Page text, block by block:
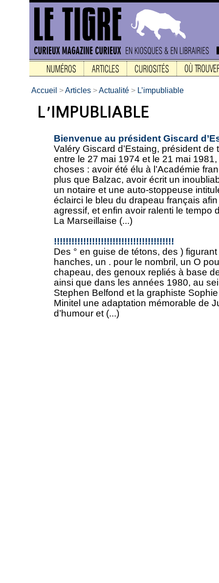
Accueil >Articles >Actualité > L’impubliable
Bienvenue au président Giscard
Valéry Giscard d’Estaing, président
entre le 27 mai 1974 et le 21 mai
choses : avoir été élu à l’Académie
plus que Balzac, avoir écrit un
un notaire et une auto-stoppeuse
éclairci le bleu du drapeau français
agressif, et enfin avoir ralenti le tempo
La Marseillaise (...)
!!!!!!!!!!!!!!!!!!!!!!!!!!!!!!!!!!!!!!!!!
Des ° en guise de tétons, des )
hanches, un . pour le nombril, un O
chapeau, des genoux repliés à base
ainsi que dans les années 1980, au
Stephen Belfond et la graphiste
Minitel une adaptation mémorable de
d’humour et (...)